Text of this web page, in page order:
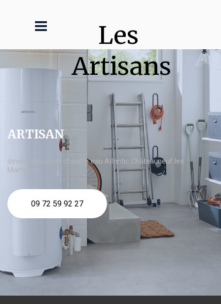
Les
Artisans
ARTISAN
devis Réparation chauffe eau Atlantic Châteauneuf les
Martigues
09 72 59 92 27